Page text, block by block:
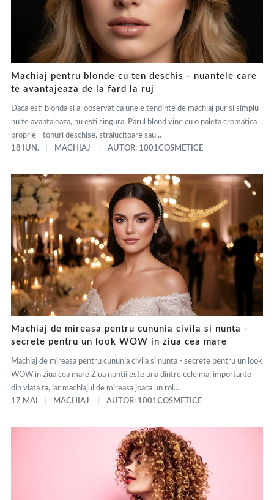
Machiaj pentru blonde cu ten deschis - nuantele care
te avantajeaza de la fard la ruj
Daca esti blonda si ai observat ca unele tendinte de machiaj pur si simplu
nu te avantajeaza, nu esti singura. Parul blond vine cu o paleta cromatica
proprie - tonuri deschise, stralucitoare sau...
18 IUN.
MACHIAJ AUTOR: 1001COSMETICE
Machiaj de mireasa pentru cununia civila si nunta -
secrete pentru un look WOW in ziua cea mare
Machiaj de mireasa pentru cununia civila si nunta - secrete pentru un look
WOW in ziua cea mare Ziua nuntii este una dintre cele mai importante
din viata ta, iar machiajul de mireasa joaca un rol...
17 MAI
MACHIAJ AUTOR: 1001COSMETICE